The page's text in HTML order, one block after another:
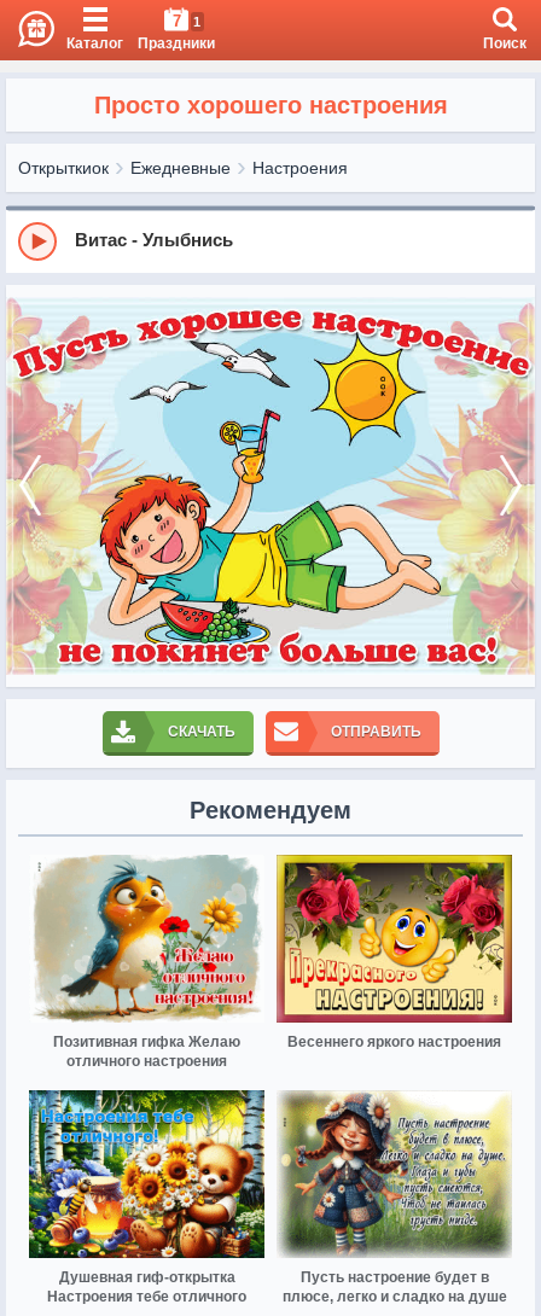
Каталог
7 1
Праздники Поиск
Просто хорошего настроения
Открыткиок Ежедневные Настроения
Витас - Улыбнись
СКАЧАТЬ ОТПРАВИТЬ
Рекомендуем
Позитивная гифка Желаю
отличного настроения
Весеннего яркого настроения
Душевная гиф-открытка
Настроения тебе отличного
Пусть настроение будет в
плюсе, легко и сладко на душе